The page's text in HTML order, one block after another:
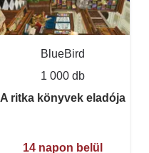
BlueBird
1 000 db
A ritka könyvek eladója
14 napon belül